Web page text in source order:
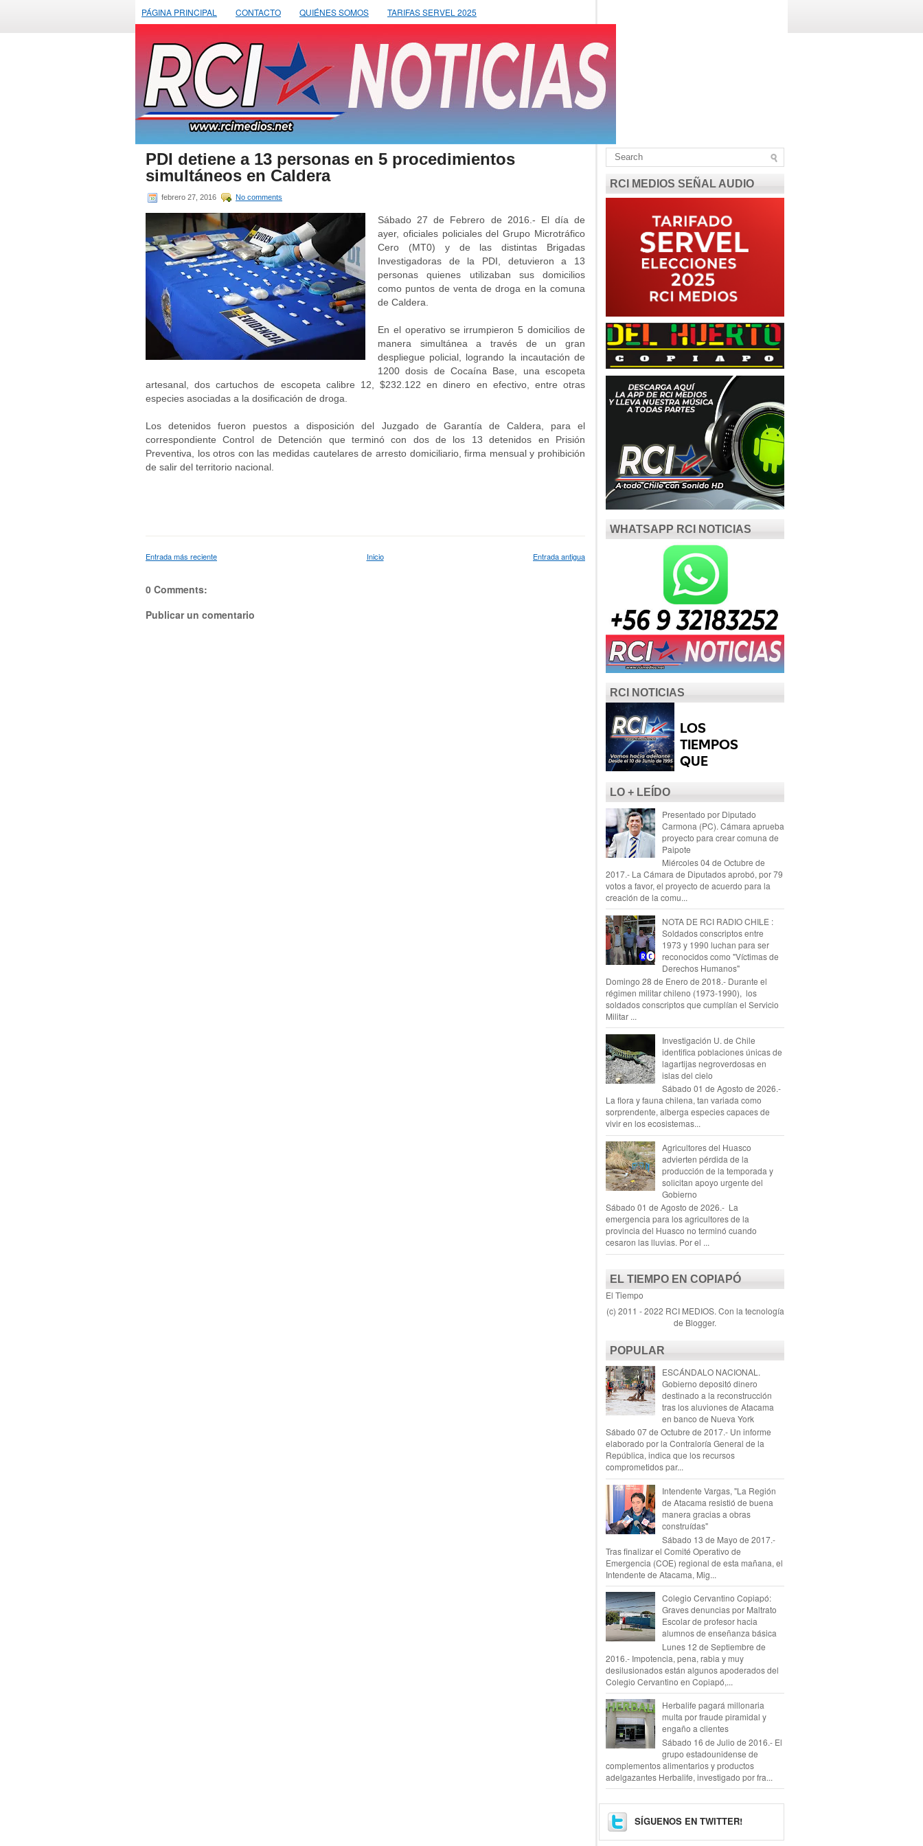
PÁGINA PRINCIPAL CONTACTO QUIÉNES SOMOS TARIFAS SERVEL 2025
PDI detiene a 13 personas en 5 procedimientos
simultáneos en Caldera
febrero 27, 2016 No comments
Sábado 27 de Febrero de 2016.- El día de
ayer, oficiales policiales del Grupo Microtráfico
Cero (MT0) y de las distintas Brigadas
Investigadoras de la PDI, detuvieron a 13
personas quienes utilizaban sus domicilios
como puntos de venta de droga en la comuna
de Caldera.
En el operativo se irrumpieron 5 domicilios de
manera simultánea a través de un gran
despliegue policial, logrando la incautación de
1200 dosis de Cocaína Base, una escopeta
artesanal, dos cartuchos de escopeta calibre 12, $232.122 en dinero en efectivo, entre otras
especies asociadas a la dosificación de droga.
Los detenidos fueron puestos a disposición del Juzgado de Garantía de Caldera, para el
correspondiente Control de Detención que terminó con dos de los 13 detenidos en Prisión
Preventiva, los otros con las medidas cautelares de arresto domiciliario, firma mensual y prohibición
de salir del territorio nacional.
Entrada más reciente Entrada antigua
Inicio
0 Comments:
Publicar un comentario
RCI MEDIOS SEÑAL AUDIO
WHATSAPP RCI NOTICIAS
RCI NOTICIAS
LO + LEÍDO
Presentado por Diputado
Carmona (PC). Cámara aprueba
proyecto para crear comuna de
Paipote
Miércoles 04 de Octubre de
2017.- La Cámara de Diputados aprobó, por 79
votos a favor, el proyecto de acuerdo para la
creación de la comu...
NOTA DE RCI RADIO CHILE :
Soldados conscriptos entre
1973 y 1990 luchan para ser
reconocidos como "Víctimas de
Derechos Humanos"
Domingo 28 de Enero de 2018.- Durante el
régimen militar chileno (1973-1990), los
soldados conscriptos que cumplían el Servicio
Militar ...
Investigación U. de Chile
identifica poblaciones únicas de
lagartijas negroverdosas en
islas del cielo
Sábado 01 de Agosto de 2026.-
La flora y fauna chilena, tan variada como
sorprendente, alberga especies capaces de
vivir en los ecosistemas...
Agricultores del Huasco
advierten pérdida de la
producción de la temporada y
solicitan apoyo urgente del
Gobierno
Sábado 01 de Agosto de 2026.- La
emergencia para los agricultores de la
provincia del Huasco no terminó cuando
cesaron las lluvias. Por el ...
EL TIEMPO EN COPIAPÓ
El Tiempo
(c) 2011 - 2022 RCI MEDIOS. Con la tecnología
de Blogger.
POPULAR
ESCÁNDALO NACIONAL.
Gobierno depositó dinero
destinado a la reconstrucción
tras los aluviones de Atacama
en banco de Nueva York
Sábado 07 de Octubre de 2017.- Un informe
elaborado por la Contraloría General de la
República, indica que los recursos
comprometidos par...
Intendente Vargas, "La Región
de Atacama resistió de buena
manera gracias a obras
construídas"
Sábado 13 de Mayo de 2017.-
Tras finalizar el Comité Operativo de
Emergencia (COE) regional de esta mañana, el
Intendente de Atacama, Mig...
Colegio Cervantino Copiapó:
Graves denuncias por Maltrato
Escolar de profesor hacia
alumnos de enseñanza básica
Lunes 12 de Septiembre de
2016.- Impotencia, pena, rabia y muy
desilusionados están algunos apoderados del
Colegio Cervantino en Copiapó,...
Herbalife pagará millonaria
multa por fraude piramidal y
engaño a clientes
Sábado 16 de Julio de 2016.- El
grupo estadounidense de
complementos alimentarios y productos
adelgazantes Herbalife, investigado por fra...
SÍGUENOS EN TWITTER!